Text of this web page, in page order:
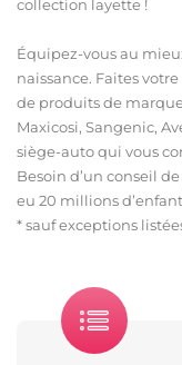
collection layette !
Équipez-vous au
naissance. Faites
de produits de
Maxicosi, Sangenic,
siège-auto qui vous
Besoin d’un conseil
eu 20 millions
* sauf exceptions